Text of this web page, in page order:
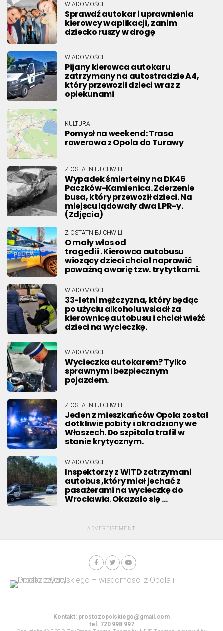
WIADOMOŚCI
Sprawdź autokar i uprawnienia
kierowcy w aplikacji, zanim
dziecko ruszy w drogę
WIADOMOŚCI
Pijany kierowca autokaru
zatrzymany na autostradzie A4,
który przewoził dzieci wraz z
opiekunami
KULTURA
Pomysł na weekend: Trasa
rowerowa z Opola do Turawy
Z OSTATNIEJ CHWILI
Wypadek śmiertelny na DK46
Paczków-Kamienica. Zderzenie
busa, który przewoził dzieci. Na
miejscu lądowały dwa LPR-y.
(Zdjęcia)
Z OSTATNIEJ CHWILI
O mały włos od
tragedii . Kierowca autobusu
wiozący dzieci chciał naprawić
poważną awarię tzw. trytytkami.
WIADOMOŚCI
33-letni mężczyzna, który będąc
po użyciu alkoholu wsiadł za
kierownicę autobusu i chciał wieźć
dzieci na wycieczkę.
WIADOMOŚCI
Wycieczka autokarem? Tylko
sprawnym i bezpiecznym
pojazdem.
Z OSTATNIEJ CHWILI
Jeden z mieszkańców Opola został
dotkliwie pobity i okradziony we
Włoszech. Do szpitala trafił w
stanie krytycznym.
WIADOMOŚCI
Inspektorzy z WITD zatrzymani
autobus ,który miał jechać z
pasażerami na wycieczkę do
Wrocławia. Okazało się …
ADVERTISEMENT
Kontakt: prostozopolskiego@gmail.com
tel. 720 998 997